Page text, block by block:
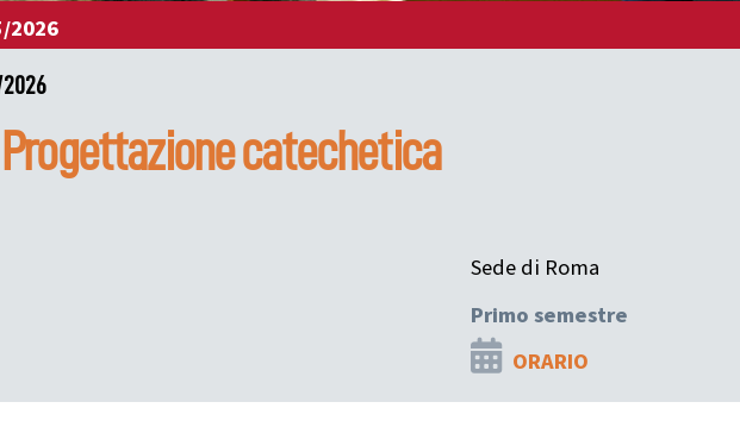
2026
catechetica
Sede di Roma
Primo semestre
ORARIO